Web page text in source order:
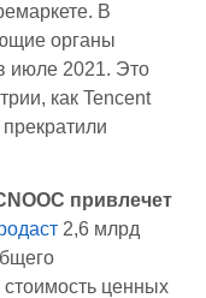
В
органы
июле 2021. Это
как Tencent
привлечет
2,6 млрд
стоимость ценных